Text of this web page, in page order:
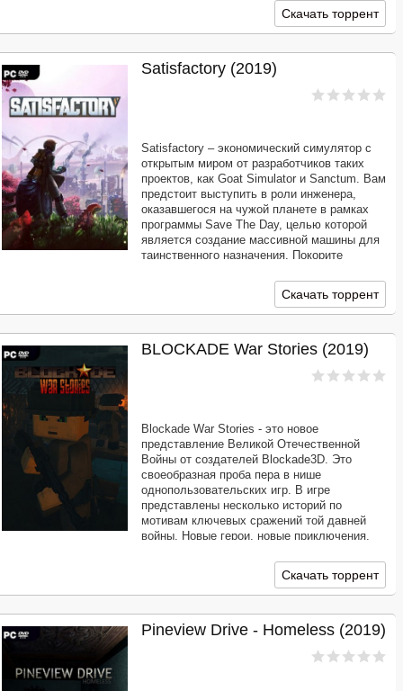
Скачать торрент
Satisfactory (2019)
Satisfactory – экономический симулятор с
открытым миром от разработчиков таких
проектов, как Goat Simulator и Sanctum. Вам
предстоит выступить в роли инженера,
оказавшегося на чужой планете в рамках
программы Save The Day, целью которой
является создание массивной машины для
таинственного назначения. Покорите
всячески развивайте их.
Скачать торрент
BLOCKADE War Stories (2019)
Blockade War Stories - это новое
представление Великой Отечественной
Войны от создателей Blockade3D. Это
своеобразная проба пера в нише
однопользовательских игр. В игре
представлены несколько историй по
мотивам ключевых сражений той давней
войны. Новые герои, новые приключения,
уникальная атмосфера - все это Blockade
Скачать торрент
Pineview Drive - Homeless (2019)